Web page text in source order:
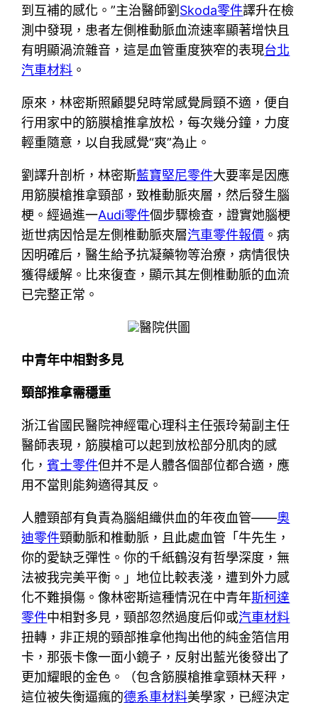
到互補的感化。”主治醫師劉 Skoda零件譯升在檢
測中發現，患者左側椎動脈血流速率顯著增快且
有明顯渦流雜音，這是血管重度狹窄的表現台北
汽車材料 。
原來，林密斯照顧嬰兒時常感覺肩頸不適，便自
行用家中的筋膜槍推拿放松，每次幾分鐘，力度
輕重隨意，以自我感覺“爽”為止。
劉譯升剖析，林密斯藍寶堅尼零件大要率是因應
用筋膜槍推拿頸部，致椎動脈夾層，然后發生腦
梗。經過進一Audi零件個步驟檢查，證實她腦梗
逝世病因恰是左側椎動脈夾層汽車零件報價 。病
因明確后，醫生給予抗凝藥物等治療，病情很快
獲得緩解。比來復查，顯示其左側椎動脈的血流
已完整正常。
醫院供圖
中青年中相對多見
頸部推拿需穩重
浙江省國民醫院神經電心理科主任張玲菊副主任
醫師表現，筋膜槍可以起到放松部分肌肉的感
化，賓士零件但并不是人體各個部位都合適，應
用不當則能夠適得其反。
人體頸部有負責為腦組織供血的年夜血管——奧
迪零件頸動脈和椎動脈，且此處血管「牛先生，
你的愛缺乏彈性。你的千紙鶴沒有哲學深度，無
法被我完美平衡。」地位比較表淺，遭到外力感
化不難損傷。像林密斯這種情況在中青年斯柯達
零件中相對多見，頸部忽然過度后仰或汽車材料
扭轉，非正規的頸部推拿他掏出他的純金箔信用
卡，那張卡像一面小鏡子，反射出藍光後發出了
更加耀眼的金色。（包含筋膜槍推拿頸林天秤，
這位被失衡逼瘋的德系車材料美學家，已經決定